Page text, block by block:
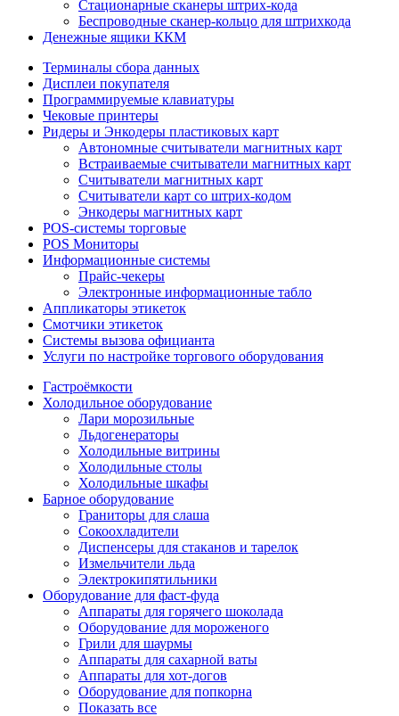
Стационарные сканеры штрих-кода
Беспроводные сканер-кольцо для штрихкода
Денежные ящики ККМ
Терминалы сбора данных
Дисплеи покупателя
Программируемые клавиатуры
Чековые принтеры
Ридеры и Энкодеры пластиковых карт
Автономные считыватели магнитных карт
Встраиваемые считыватели магнитных карт
Считыватели магнитных карт
Считыватели карт со штрих-кодом
Энкодеры магнитных карт
POS-системы торговые
POS Мониторы
Информационные системы
Прайс-чекеры
Электронные информационные табло
Аппликаторы этикеток
Смотчики этикеток
Системы вызова официанта
Услуги по настройке торгового оборудования
Гастроёмкости
Холодильное оборудование
Лари морозильные
Льдогенераторы
Холодильные витрины
Холодильные столы
Холодильные шкафы
Барное оборудование
Граниторы для слаша
Сокоохладители
Диспенсеры для стаканов и тарелок
Измельчители льда
Электрокипятильники
Оборудование для фаст-фуда
Аппараты для горячего шоколада
Оборудование для мороженого
Грили для шаурмы
Аппараты для сахарной ваты
Аппараты для хот-догов
Оборудование для попкорна
Показать все